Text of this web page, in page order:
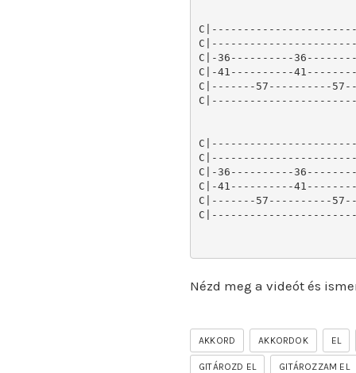
C|-36----------
C|-41----------
C|-------57----------
C|-36----------
C|-41----------
C|-------57----------
Nézd meg a videót és
AKKORD AKKORDOK EL
GITÁROZD EL GITÁROZZAM EL